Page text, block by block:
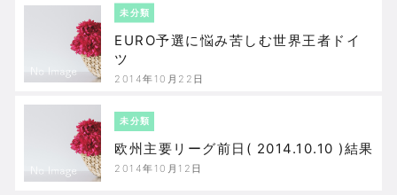
未分類
EURO予選に悩み苦しむ世界王者ドイ
ツ
2014年10月22日
未分類
欧州主要リーグ前日( 2014.10.10 )結果
2014年10月12日